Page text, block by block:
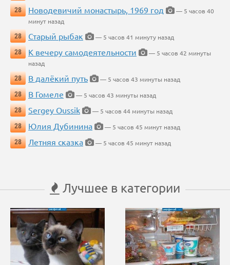
28
Новодевичий монастырь, 1969 год
— 5 часов 40
минут назад
28
Старый рыбак
— 5 часов 41 минуту назад
28
К вечеру самодеятельности
— 5 часов 42 минуты
назад
28
В далёкий путь
— 5 часов 43 минуты назад
28
В Гомеле
— 5 часов 43 минуты назад
28
Sergey Oussik
— 5 часов 44 минуты назад
28
Юлия Дубинина
— 5 часов 45 минут назад
28
Летняя сказка — 5 часов 45 минут назад
Лучшее в категории